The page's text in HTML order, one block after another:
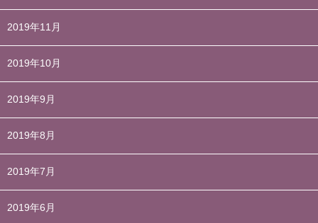
2019年11月
2019年10月
2019年9月
2019年8月
2019年7月
2019年6月